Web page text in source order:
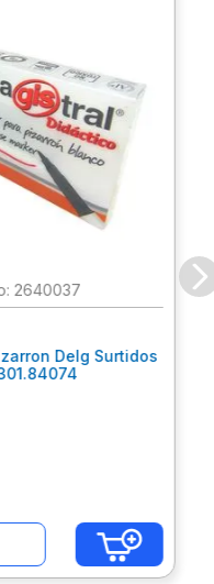
: 2640037
Delg Surtidos